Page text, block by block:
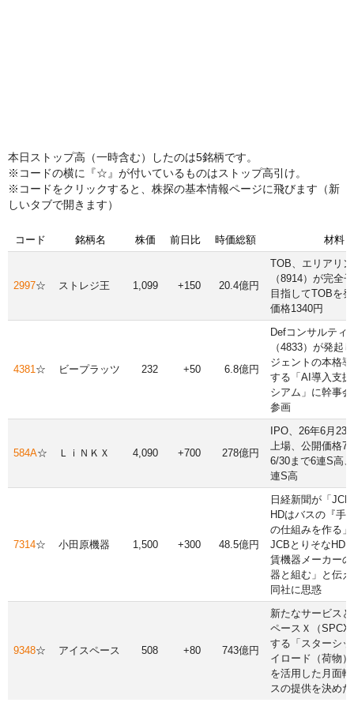
本日ストップ高（一時含む）したのは5銘柄です。
※コードの横に『☆』が付いているものはストップ高引け。
※コードをクリックすると、株探の基本情報ページに飛びます（新
しいタブで開きます）
コード 銘柄名 株価 前日比 時価総額 材料
2997☆ ストレジ王 1,099 +150 20.4億円
TOB、エリアリ
（8914）が完全
目指してTOBを
価格1340円
4381 ☆ ビープラッツ 232 +50 6.8億円
Defコンサルティ
（4833）が発起
ジェントの本格
する「AI導入支
シアム」に幹事
参画
584A☆ ＬｉＮＫＸ 4,090 +700 278億円
IPO、26年6月23
上場、公開価格
6/30まで6連S高
連S高
7314☆ 小田原機器 1,500 +300 48.5億円
日経新聞が「
HDはバスの『手
の仕組みを作る
JCBとりそなHD
賃機器メーカー
器と組む」と伝
同社に思惑
9348☆ アイスペース 508 +80 743億円
新たなサービス
ペースＸ（SPCX
する「スターシ
イロード（荷物
を活用した月面
スの提供を決め